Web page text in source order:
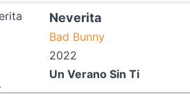
Neverita
Bad Bunny
2022
Un Verano Sin Ti